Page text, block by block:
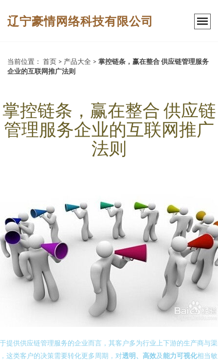
辽宁豪情网络科技有限公司
当前位置： 首页 > 产品大全 > 掌控链条，赢在整合 供应链管理服务
企业的互联网推广法则
掌控链条，赢在整合 供应链
管理服务企业的互联网推广
法则
提供供应链管理服务的企业而言，其客户多为行业上下游的生产商与
这类客户的决策需要转化更多周期，对透明、高效及能力可视化相当敏